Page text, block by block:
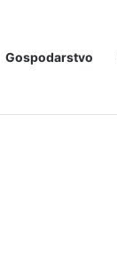
Gospodarstvo